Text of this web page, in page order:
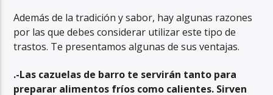
Además de la tradición y sabor, hay algunas razones
por las que debes considerar utilizar este tipo de
trastos. Te presentamos algunas de sus ventajas.
.-Las cazuelas de barro te servirán tanto para
preparar alimentos fríos como calientes. Sirven